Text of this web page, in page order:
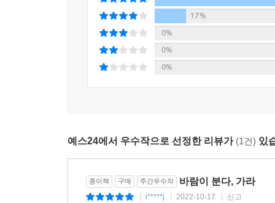
채로 “살고 싶다, 살고 싶다”는 강렬한 삶에의 의
또한 한강이 등단 이후 16년여 동안 자신의 작품
잡아끈다. “모든 언어가 단 하나의 단어로 압축된
라는 대목 역시 그런 작가의 오랜 궁구와 닿아 있
폭압에 대한 거센 항거, 삶에의 강렬한 희구를 그
느껴져. 언제고 내 다리를…… 단박에 목숨까지 꿰
작가의 말
17%
0%
0%
0%
예스24에서 우수작으로 선정한 리뷰가 (1건) 있
종이책 구매 주간우수작 바람이 분다, 가라
i*****j 2022-10-17 신고